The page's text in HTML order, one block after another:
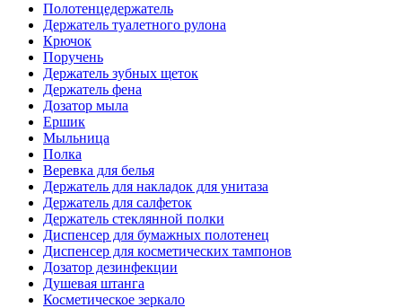
Полотенцедержатель
Держатель туалетного рулона
Крючок
Поручень
Держатель зубных щеток
Держатель фена
Дозатор мыла
Eршик
Мыльница
Полка
Веревка для белья
Держатель для накладок для унитаза
Держатель для салфеток
Держатель стеклянной полки
Диспенсер для бумажных полотенец
Диспенсер для косметических тампонов
Дозатор дезинфекции
Душевая штанга
Косметическое зеркало